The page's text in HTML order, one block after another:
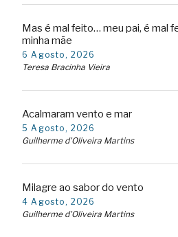
Mas é mal feito… meu pai, é mal
minha mãe
6 Agosto, 2026
Teresa Bracinha Vieira
Acalmaram vento e mar
5 Agosto, 2026
Guilherme d'Oliveira Martins
Milagre ao sabor do vento
4 Agosto, 2026
Guilherme d'Oliveira Martins